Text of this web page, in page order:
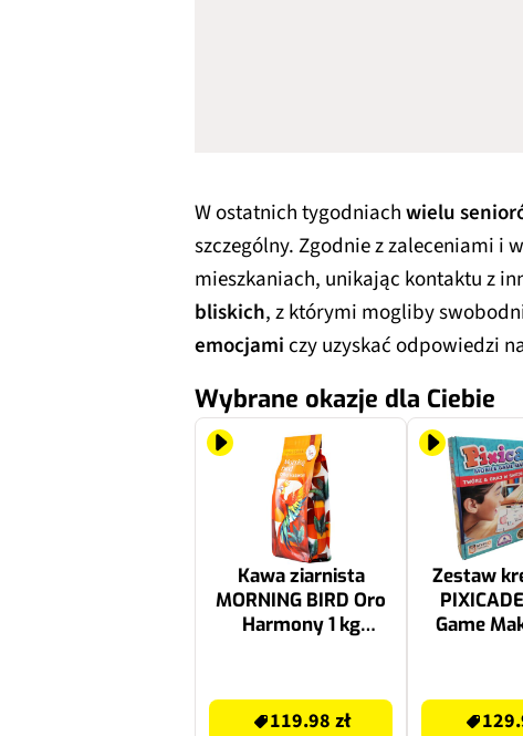
W ostatnich tygodniachwielu
szczególny. Zgodnie z zaleceniami i
mieszkaniach, unikając kontaktu z
bliskich, z którymi mogliby
emocjamiczy uzyskać odpowiedzi
Wybrane okazje dla Ciebie
Kawa ziarnista
MORNING BIRD Oro
Harmony 1 kg
119.98 zł
Zestaw
Game